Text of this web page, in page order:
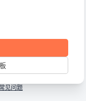
常见问题